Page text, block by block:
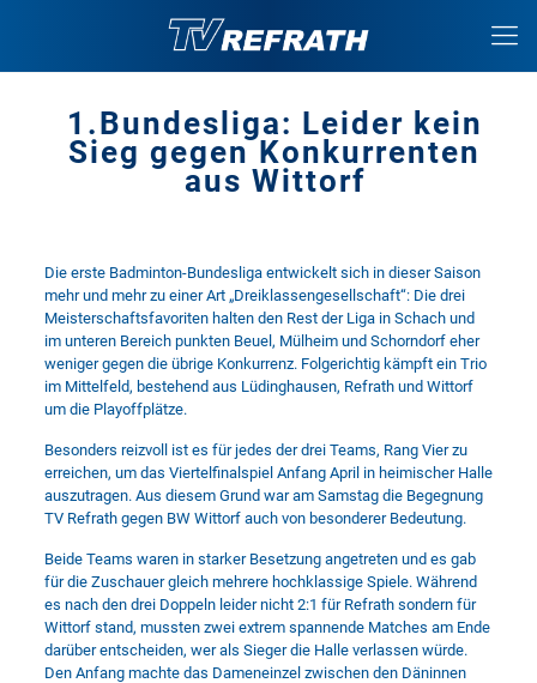
1.Bundesliga: Leider kein
Sieg gegen Konkurrenten
aus Wittorf
Die erste Badminton-Bundesliga entwickelt sich in dieser Saison
mehr und mehr zu einer Art „Dreiklassengesellschaft“: Die drei
Meisterschaftsfavoriten halten den Rest der Liga in Schach und
im unteren Bereich punkten Beuel, Mülheim und Schorndorf eher
weniger gegen die übrige Konkurrenz. Folgerichtig kämpft ein Trio
im Mittelfeld, bestehend aus Lüdinghausen, Refrath und Wittorf
um die Playoffplätze.
Besonders reizvoll ist es für jedes der drei Teams, Rang Vier zu
erreichen, um das Viertelfinalspiel Anfang April in heimischer Halle
auszutragen. Aus diesem Grund war am Samstag die Begegnung
TV Refrath gegen BW Wittorf auch von besonderer Bedeutung.
Beide Teams waren in starker Besetzung angetreten und es gab
für die Zuschauer gleich mehrere hochklassige Spiele. Während
es nach den drei Doppeln leider nicht 2:1 für Refrath sondern für
Wittorf stand, mussten zwei extrem spannende Matches am Ende
darüber entscheiden, wer als Sieger die Halle verlassen würde.
Den Anfang machte das Dameneinzel zwischen den Däninnen